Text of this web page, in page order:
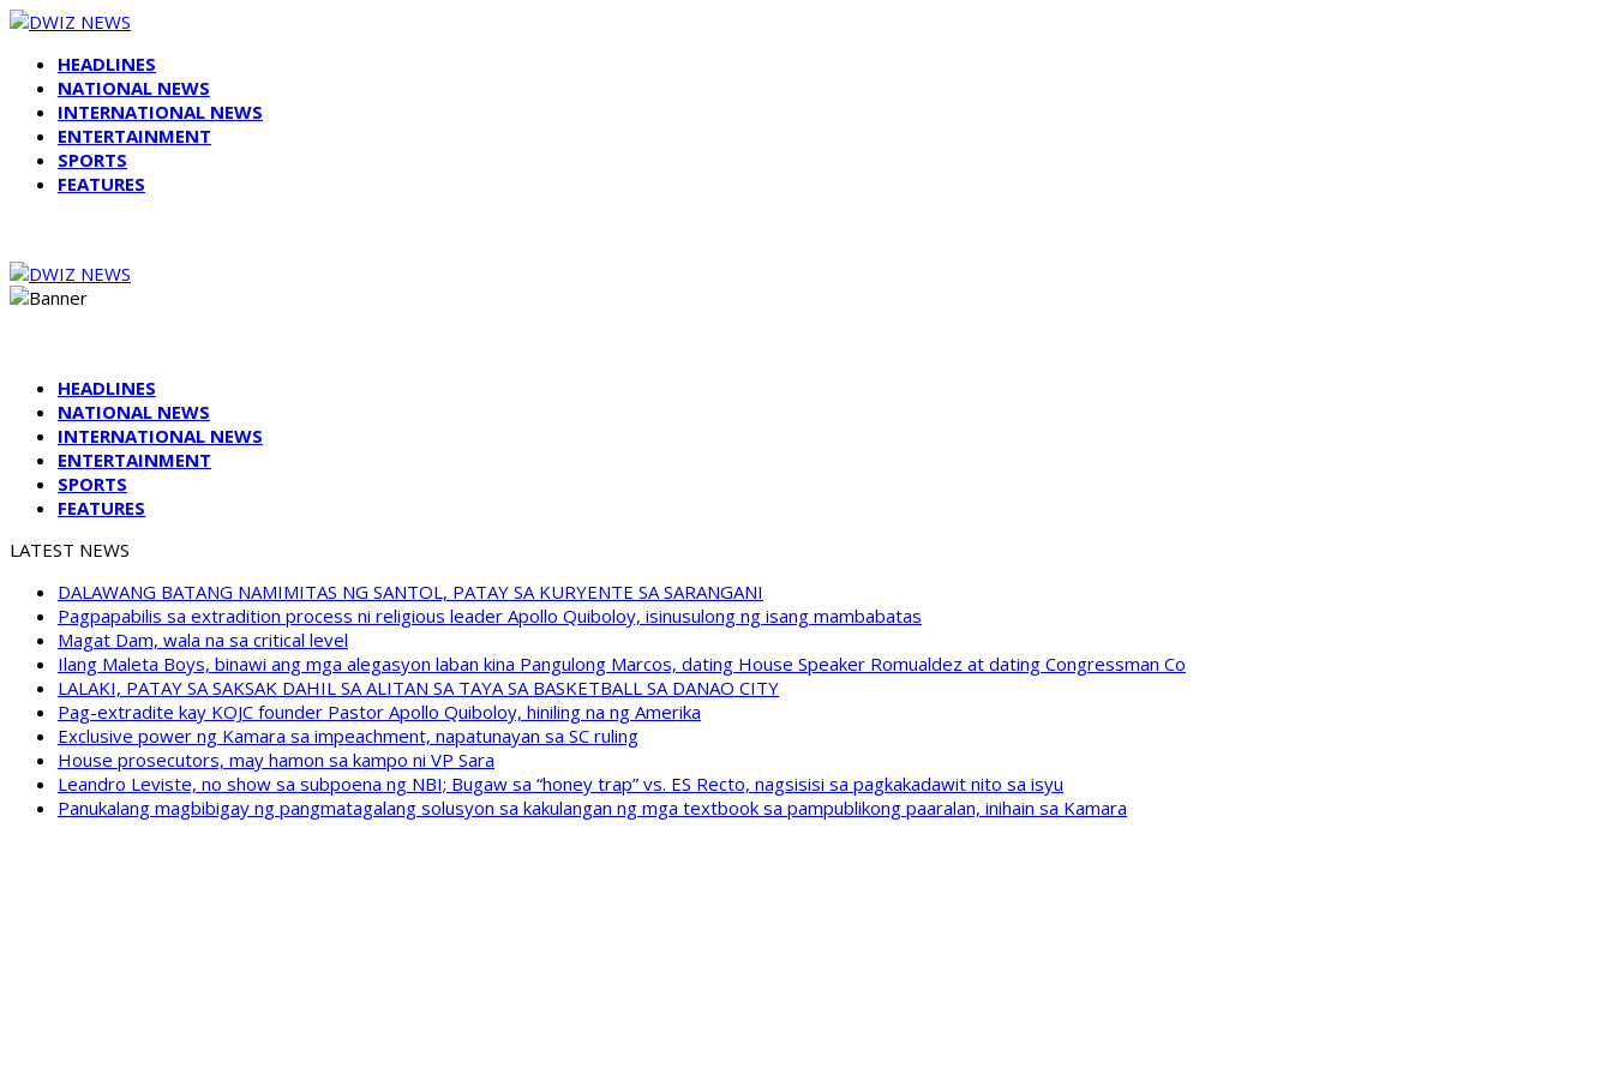
HEADLINES
NATIONAL NEWS
INTERNATIONAL NEWS
ENTERTAINMENT
SPORTS
FEATURES
HEADLINES
NATIONAL NEWS
INTERNATIONAL NEWS
ENTERTAINMENT
SPORTS
FEATURES
LATEST NEWS
DALAWANG BATANG NAMIMITAS NG SANTOL, PATAY SA KURYENTE SA SARANGANI
Pagpapabilis sa extradition process ni religious leader Apollo Quiboloy, isinusulong ng isang mambabatas
Magat Dam, wala na sa critical level
Ilang Maleta Boys, binawi ang mga alegasyon laban kina Pangulong Marcos, dating House Speaker Romualdez at dating Congressman Co
LALAKI, PATAY SA SAKSAK DAHIL SA ALITAN SA TAYA SA BASKETBALL SA DANAO CITY
Pag-extradite kay KOJC founder Pastor Apollo Quiboloy, hiniling na ng Amerika
Exclusive power ng Kamara sa impeachment, napatunayan sa SC ruling
House prosecutors, may hamon sa kampo ni VP Sara
Leandro Leviste, no show sa subpoena ng NBI; Bugaw sa “honey trap” vs. ES Recto, nagsisisi sa pagkakadawit nito sa isyu
Panukalang magbibigay ng pangmatagalang solusyon sa kakulangan ng mga textbook sa pampublikong paaralan, inihain sa Kamara